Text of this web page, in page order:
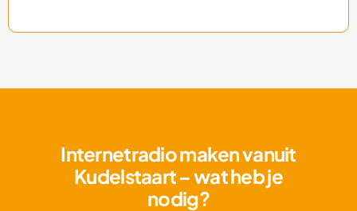
Internetradio maken vanuit
Kudelstaart – wat heb je
nodig?